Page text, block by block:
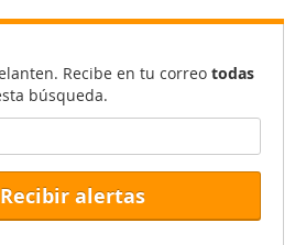
Recibe en tu correo todas
búsqueda.
Recibir alertas